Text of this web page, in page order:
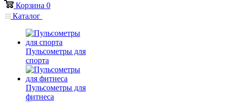
Корзина 0
Каталог
Пульсометры для
спорта
Пульсометры для
фитнеса